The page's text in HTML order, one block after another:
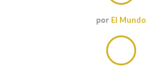
por El Mundo